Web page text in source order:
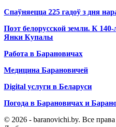
Спаўняецца 225 гадоў з дня
Поэт белорусской земли. К
Янки Купалы
Работа в Барановичах
Медицина Барановичей
Digital услуги в Беларуси
Погода в Барановичах и
© 2026 - baranovichi.by. Все